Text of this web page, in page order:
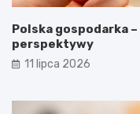
Polska gospodarka
perspektywy
11 lipca 2026